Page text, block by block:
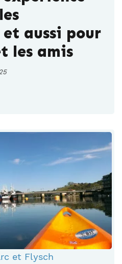
aussi pour
les amis
et Flysch